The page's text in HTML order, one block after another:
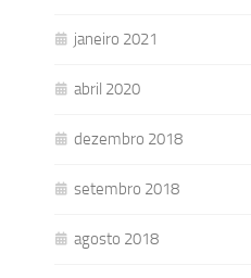
janeiro 2021
abril 2020
dezembro 2018
setembro 2018
agosto 2018